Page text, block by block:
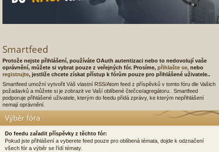
Smartfeed
Protože nejste přihlášení, používáte OAuth autentizaci nebo to nedovolují vaše
oprávnění, můžete si vybrat pouze z veřejných fór. Prosíme, přihlašte se, nebo
registrujte, jestliže chcete získat přístup k fórům pouze pro přihlášené uživatele..
Smartfeed umožní vytvořit Váš vlastní RSS/Atom feed z příspěvků v tomto fóru dle Vašich
požadavků a můžete si je zobrazit ve Vaší oblíbené čtečce/agregátoru.. Smartfeed
podporuje přihlášené uživatele, kterým do feedu přidá zprávy, ke kterým nepřihlášení
nemají oprávnění.
Výběr fóra
Do feedu zařadit příspěvky z těchto fór:
Pokud jste přihlášení a vyberete feed pouze pro oblíbená témata, dojde k odznačení
všech fór a výběr se řídí tématy.